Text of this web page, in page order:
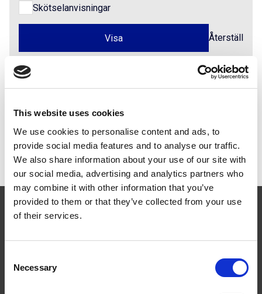
This website uses cookies
We use cookies to personalise content and ads, to
provide social media features and to analyse our traffic.
We also share information about your use of our site with
our social media, advertising and analytics partners who
may combine it with other information that you’ve
provided to them or that they’ve collected from your use
of their services.
Selection
Necessary
Skötselanvisningar
Återställ
PDF Produktdatablad
Prestandadeklaration Fällbar Fasadstege
Följ oss